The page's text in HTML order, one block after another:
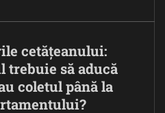
cetățeanului:
trebuie să aducă
coletul până la